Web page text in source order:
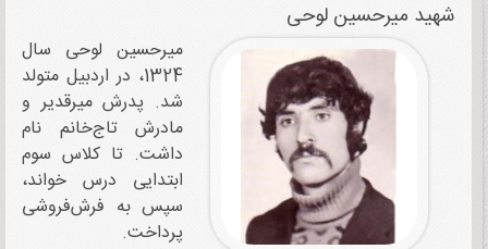
شهید میرحسین ‌‌‌لوحی
میرحسین لوحی سال
1324، در اردبیل متولد
شد. پدرش میرقدیر و
مادرش تاج‌خانم نام
داشت. تا کلاس سوم
ابتدایی درس خواند،
سپس به فرش‌فروشی
پرداخت.